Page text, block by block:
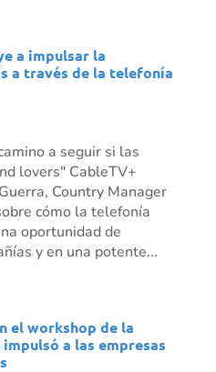
a impulsar la
a través de la telefonía
a seguir si las
lovers" CableTV+
Country Manager
cómo la telefonía
oportunidad de
y en una potente...
el workshop de la
impulsó a las empresas